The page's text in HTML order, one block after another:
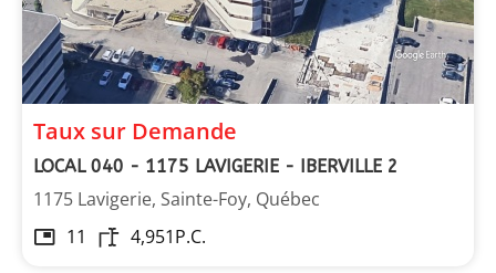
Taux sur Demande
LOCAL 040 - 1175 LAVIGERIE - IBERVILLE 2
1175 Lavigerie, Sainte-Foy, Québec
11
4,951P.C.